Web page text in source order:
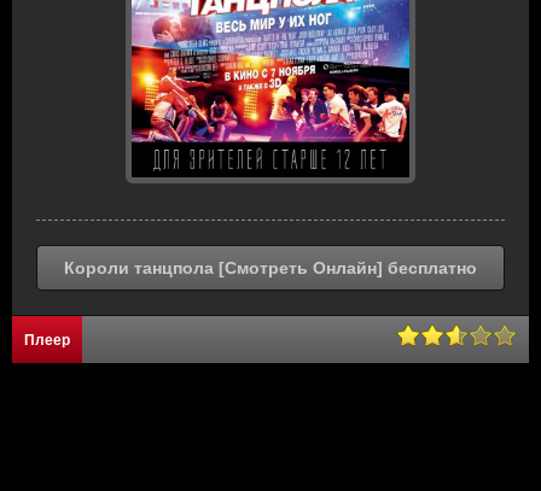
Короли танцпола [Смотреть Онлайн] бесплатно
Плеер